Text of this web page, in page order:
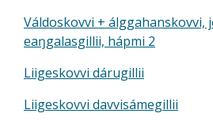
Váldoskovvi + álggahanskovvi,
eaŋgalasgillii, hápmi 2
Liigeskovvi dárugillii
Liigeskovvi davvisámegillii